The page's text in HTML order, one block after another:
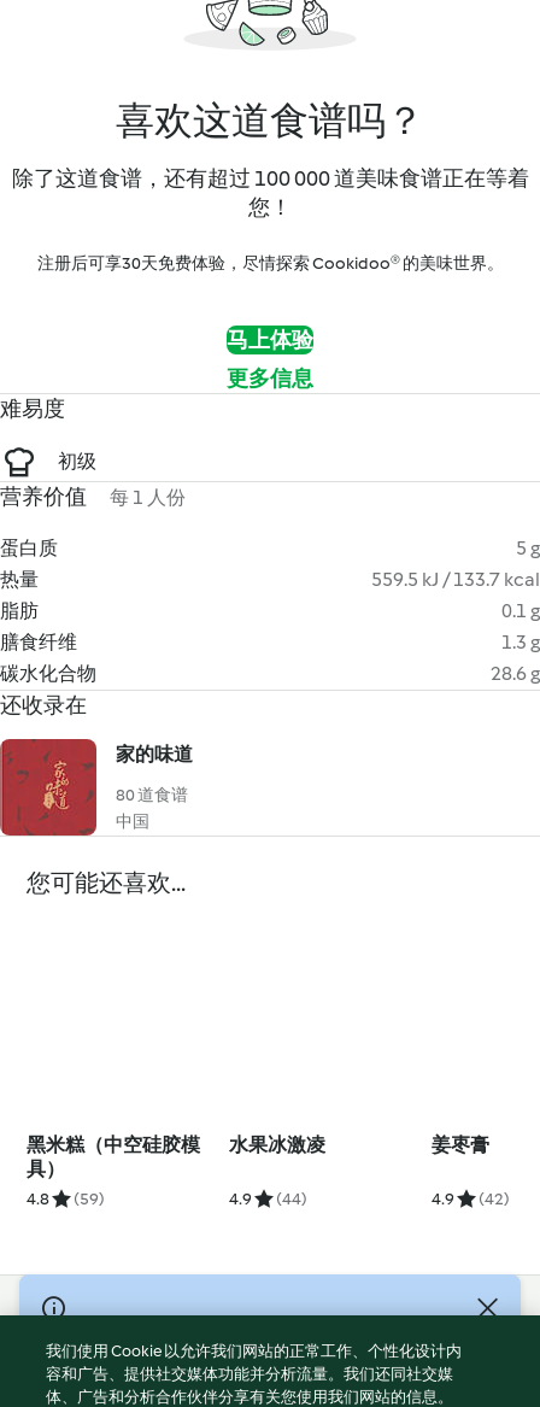
喜欢这道食谱吗？
除了这道食谱，还有超过 100 000 道美味食谱正在等着
您！
注册后可享30天免费体验，尽情探索 Cookidoo® 的美味世界。
马上体验
更多信息
难易度
初级
营养价值 每 1 人份
蛋白质
5 g
热量
559.5 kJ / 133.7 kcal
脂肪
0.1 g
膳食纤维
1.3 g
碳水化合物
28.6 g
还收录在
家的味道
80 道食谱
中国
您可能还喜欢...
黑米糕（中空硅胶模
具）
4.8 (59)
水果冰激凌
4.9 (44)
姜枣膏
4.9 (42)
© Copyright 2021-2023 福维克信息科技(上海)有限公司 版权所有
2026
使用规定
我们使用 Cookie 以允许我们网站的正常工作、个性化设计内
容和广告、提供社交媒体功能并分析流量。我们还同社交媒
体、广告和分析合作伙伴分享有关您使用我们网站的信息。